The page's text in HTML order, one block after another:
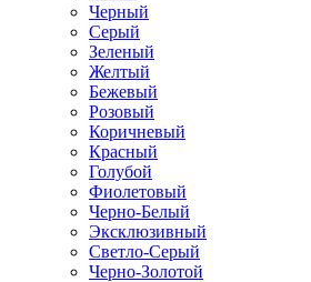
Черный
Серый
Зеленый
Желтый
Бежевый
Розовый
Коричневый
Красный
Голубой
Фиолетовый
Черно-Белый
Эксклюзивный
Светло-Серый
Черно-Золотой